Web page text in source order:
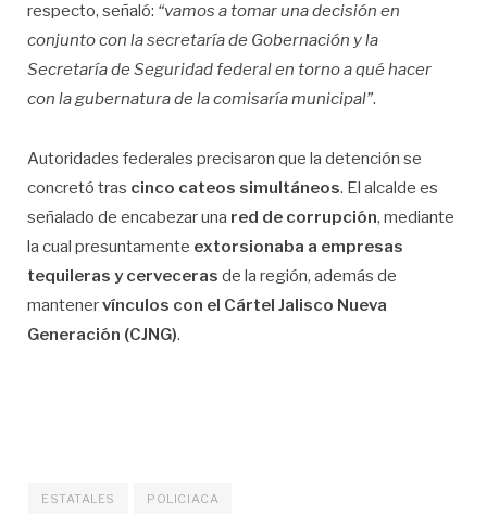
respecto, señaló: “vamos a tomar una decisión en
conjunto con la secretaría de Gobernación y la
Secretaría de Seguridad federal en torno a qué hacer
con la gubernatura de la comisaría municipal”.
Autoridades federales precisaron que la detención se
concretó tras cinco cateos simultáneos. El alcalde es
señalado de encabezar una red de corrupción, mediante
la cual presuntamente extorsionaba a empresas
tequileras y cerveceras de la región, además de
mantenervínculos con el Cártel Jalisco Nueva
Generación (CJNG).
ESTATALES POLICIACA